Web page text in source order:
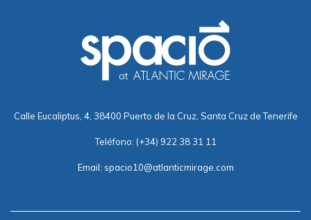
Calle Eucaliptus, 4, 38400 Puerto de la Cruz, Santa Cruz de Tenerife
Teléfono: (+34) 922 38 31 11
Email: spacio10@atlanticmirage.com